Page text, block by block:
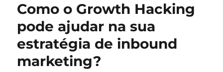
Como o Growth Hacking
pode ajudar na sua
estratégia de inbound
marketing?